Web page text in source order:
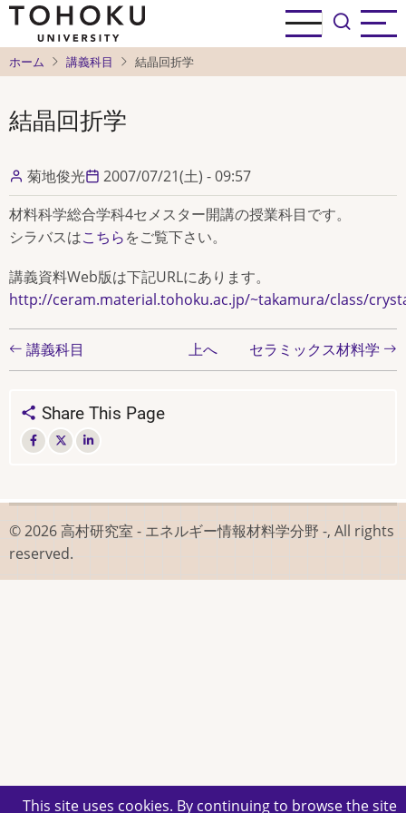
メ
ン
コ
テ
ツ
に
移
動
ホーム 講義科目 結晶回折学
結晶回折学
菊地俊光
2007/07/21(土) - 09:57
材料科学総合学科4セメスター開講の授業科目です。
シラバスはこちらをご覧下さい。
講義資料Web版は下記URLにあります。
http://ceram.material.tohoku.ac.jp/~takamura/class/
ブ
ク
リ
講義科目 上へ セラミックス材料学
Share This Page
© 2026 高村研究室 - エネルギー情報材料学分野 -, All rights
reserved.
This site uses cookies. By continuing to browse the site